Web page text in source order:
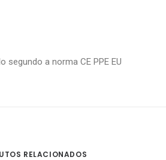
segundo a norma CE PPE EU
RELACIONADOS